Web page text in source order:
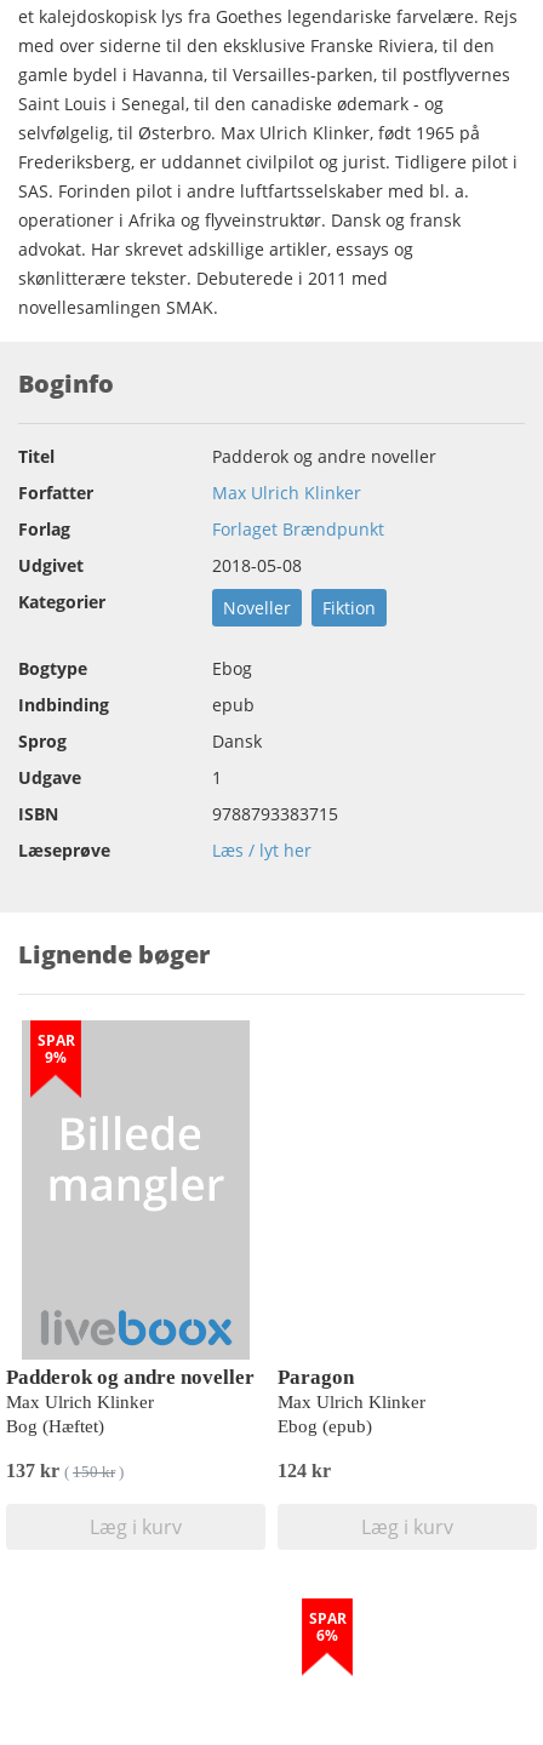
et kalejdoskopisk lys fra Goethes legendariske farvelære. Rejs
med over siderne til den eksklusive Franske Riviera, til den
gamle bydel i Havanna, til Versailles-parken, til postflyvernes
Saint Louis i Senegal, til den canadiske ødemark - og
selvfølgelig, til Østerbro. Max Ulrich Klinker, født 1965 på
Frederiksberg, er uddannet civilpilot og jurist. Tidligere pilot i
SAS. Forinden pilot i andre luftfartsselskaber med bl. a.
operationer i Afrika og flyveinstruktør. Dansk og fransk
advokat. Har skrevet adskillige artikler, essays og
skønlitterære tekster. Debuterede i 2011 med
novellesamlingen SMAK.
Boginfo
Titel
Padderok og andre noveller
Forfatter
Max Ulrich Klinker
Forlag
Forlaget Brændpunkt
Udgivet
2018-05-08
Kategorier
Noveller Fiktion
Bogtype
Ebog
Indbinding
epub
Sprog
Dansk
Udgave
1
ISBN
9788793383715
Læseprøve
Læs / lyt her
Lignende bøger
SPAR
9%
Padderok og andre noveller
Max Ulrich Klinker
Bog (Hæftet)
137 kr ( 150 kr)
Læg i kurv
Paragon
Max Ulrich Klinker
Ebog (epub)
124 kr
Læg i kurv
SPAR
6%